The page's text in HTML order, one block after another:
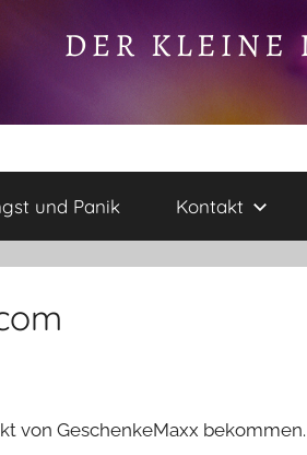
und Panik Kontakt
von GeschenkeMaxx bekommen.